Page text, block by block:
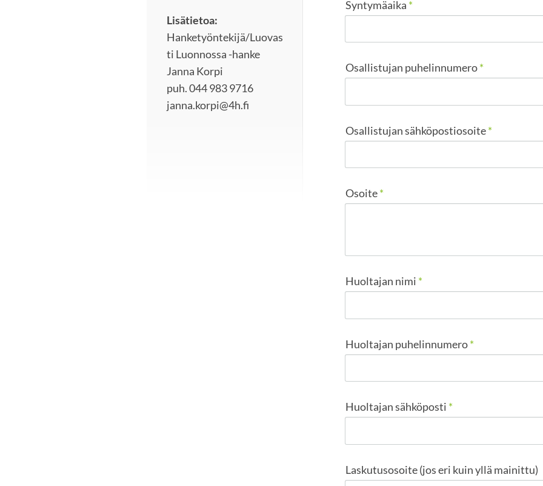
Lisätietoa:
Hanketyöntekijä/Luovas
ti Luonnossa -hanke
Janna Korpi
puh. 044 983 9716
janna.korpi@4h.fi
Syntymäaika *
Osallistujan puhelinnumero*
Osallistujan sähköpostiosoite*
Osoite*
Huoltajan nimi *
Huoltajan puhelinnumero*
Huoltajan sähköposti *
Laskutusosoite (jos eri kuin yllä mainittu)